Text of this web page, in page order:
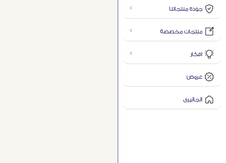
جودة منتجاتنا
منتجات مخصصة
افكار
عروض
الجاليرى